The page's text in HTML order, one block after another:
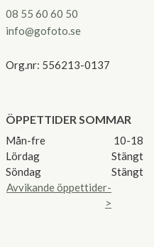
08 55 60 60 50
info@gofoto.se
Org.nr: 556213-0137
ÖPPETTIDER SOMMAR
Mån-fre
10-18
Lördag
Stängt
Söndag
Stängt
Avvikande öppettider-
>